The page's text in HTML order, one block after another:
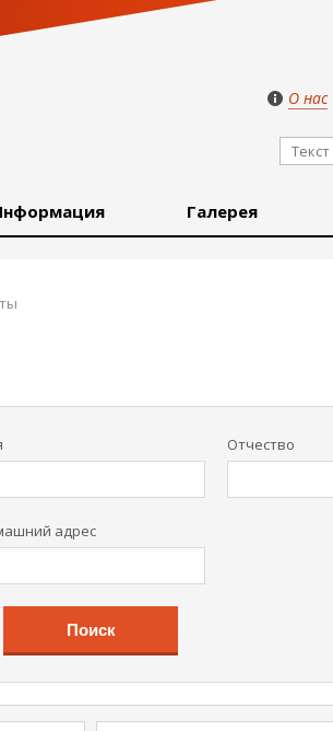
О нас
Галерея
Отчество
адрес
Поиск